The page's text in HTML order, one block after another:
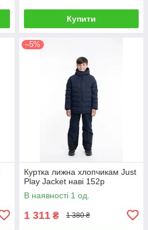
Купити
–5%
Куртка лижна хлопчикам Just
Play Jacket наві 152р
В наявності 1 од.
1 311 ₴ 1 380 ₴